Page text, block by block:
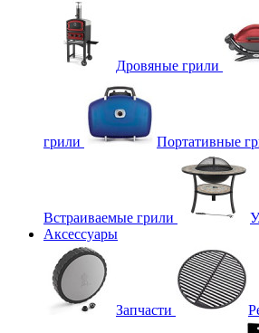
Дровяные грили
грили Портативные
Встраиваемые грили
Аксессуары
Запчасти